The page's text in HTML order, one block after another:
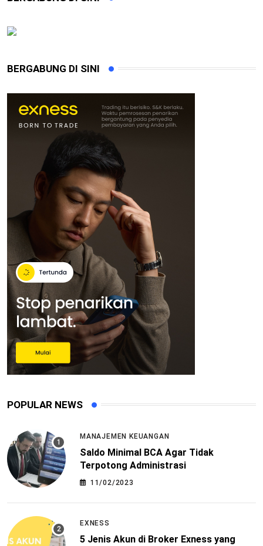
BERGABUNG DI SINI
POPULAR NEWS
MANAJEMEN KEUANGAN
Saldo Minimal BCA Agar Tidak
Terpotong Administrasi
11/02/2023
EXNESS
5 Jenis Akun di Broker Exness yang